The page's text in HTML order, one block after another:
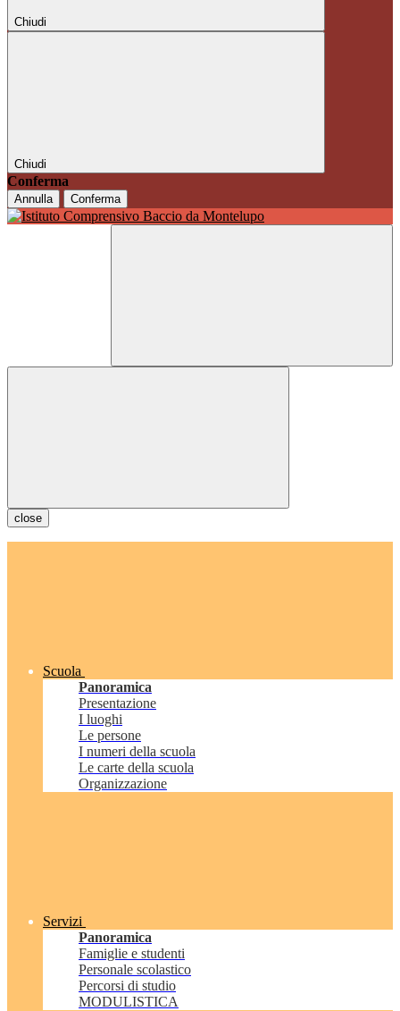
Chiudi
Chiudi
Conferma
Annulla Conferma
close
Scuola
Panoramica
Presentazione
I luoghi
Le persone
I numeri della scuola
Le carte della scuola
Organizzazione
Servizi
Panoramica
Famiglie e studenti
Personale scolastico
Percorsi di studio
MODULISTICA